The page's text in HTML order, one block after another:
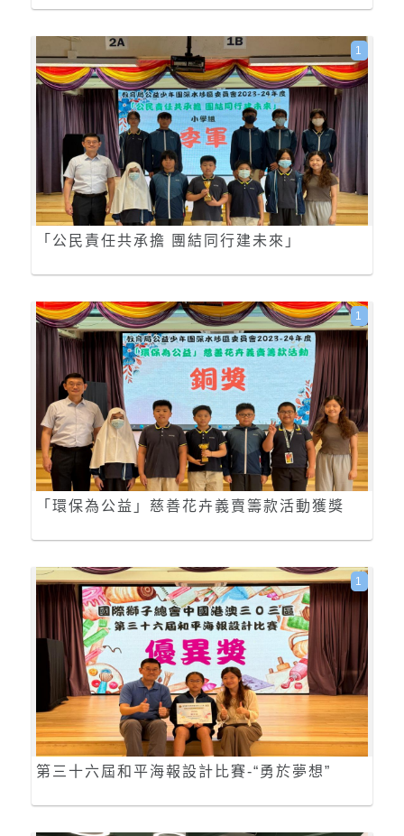
「公民責任共承擔 團結同行建未來」
1
「環保為公益」慈善花卉義賣籌款活動獲獎
1
第三十六屆和平海報設計比賽-“勇於夢想”
1